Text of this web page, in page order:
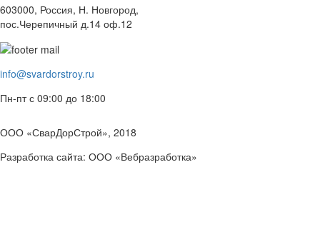
603000, Россия, Н. Новгород,
пос.Черепичный д.14 оф.12
info@svardorstroy.ru
Пн-пт с 09:00 до 18:00
ООО «СварДорСтрой», 2018
Разработка сайта: ООО «Вебразработка»